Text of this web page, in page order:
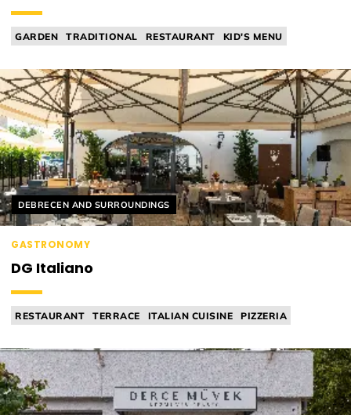
GARDEN TRADITIONAL RESTAURANT
KID'S MENU
Helyszín címkék:
DEBRECEN AND SURROUNDINGS
GASTRONOMY
DG Italiano
RESTAURANT TERRACE ITALIAN CUISINE
PIZZERIA